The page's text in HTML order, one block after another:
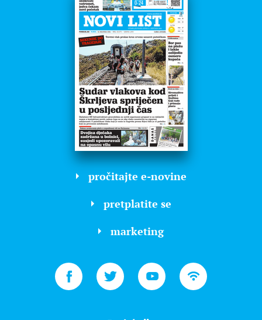
pročitajte e-novine
pretplatite se
marketing